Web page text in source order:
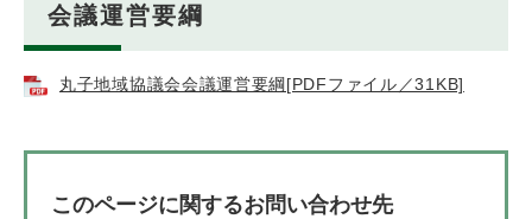
会議運営要綱
丸子地域協議会会議運営要綱[PDFファイル／31KB]
このページに関するお問い合わせ先